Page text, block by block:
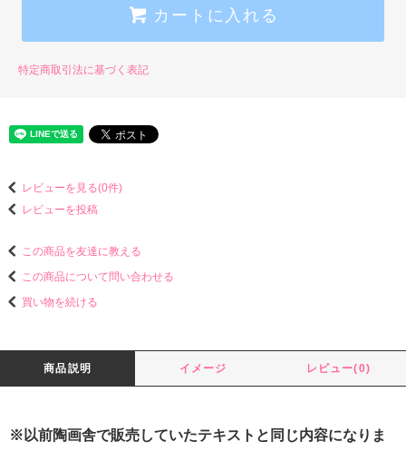
カートに入れる
特定商取引法に基づく表記
レビューを見る(0件)
レビューを投稿
この商品を友達に教える
この商品について問い合わせる
買い物を続ける
商品説明 イメージ レビュー(0)
※以前陶画舎で販売していたテキストと同じ内容になりま